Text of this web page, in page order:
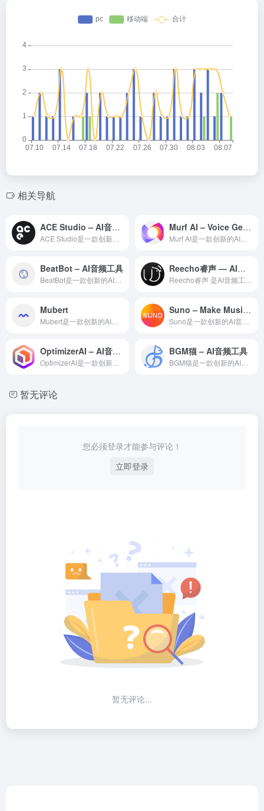
相关导航
ACE Studio – AI音频工具 Murf AI – Voice Generator
BeatBot – AI音频工具 Reecho睿声 — AI音频工具领域的专业 AI 工具
Mubert Suno – Make Music with AI
OptimizerAI – AI音频工具 BGM猫 – AI音频工具
暂无评论
您必须登录才能参与评论！
立即登录
暂无评论...